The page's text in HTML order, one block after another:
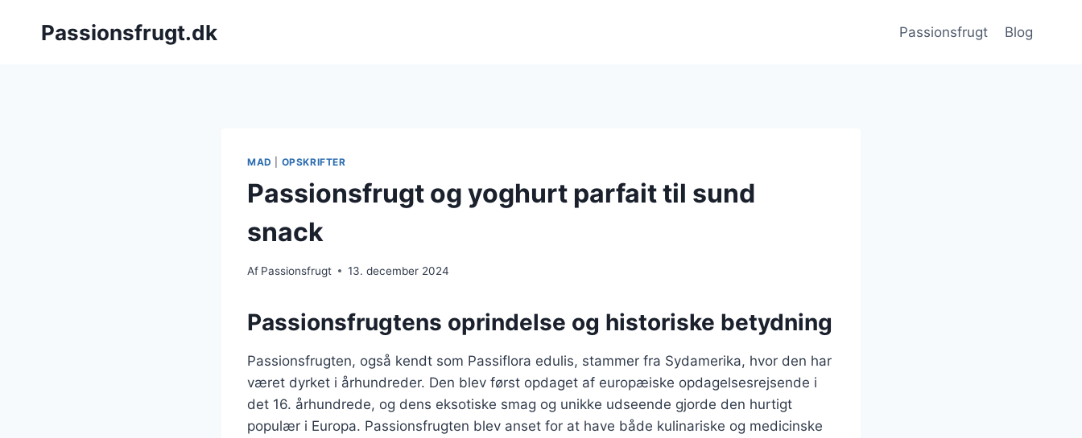
Passionsfrugt.dk Passionsfrugt Blog
MAD OPSKRIFTER
Passionsfrugt og yoghurt parfait til sund
snack
Af Passionsfrugt 13. december 2024
Passionsfrugtens oprindelse og historiske betydning
Passionsfrugten, også kendt som Passiflora edulis, stammer fra Sydamerika, hvor den har
været dyrket i århundreder. Den blev først opdaget af europæiske opdagelsesrejsende i
det 16. århundrede, og dens eksotiske smag og unikke udseende gjorde den hurtigt
populær i Europa. Passionsfrugten blev anset for at have både kulinariske og medicinske